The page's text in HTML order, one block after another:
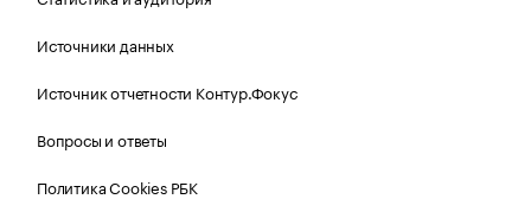
Источники данных
Источник отчетности Контур.Фокус
Вопросы и ответы
Политика Cookies РБК